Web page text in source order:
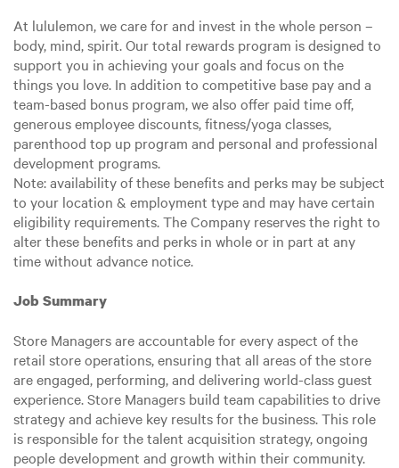
At lululemon, we care for and invest in the whole person –
body, mind, spirit. Our total rewards program is designed to
support you in achieving your goals and focus on the
things you love. In addition to competitive base pay and a
team-based bonus program, we also offer paid time off,
generous employee discounts, fitness/yoga classes,
parenthood top up program and personal and professional
development programs.
Note: availability of these benefits and perks may be subject
to your location & employment type and may have certain
eligibility requirements. The Company reserves the right to
alter these benefits and perks in whole or in part at any
time without advance notice.
Job Summary
Store Managers are accountable for every aspect of the
retail store operations, ensuring that all areas of the store
are engaged, performing, and delivering world-class guest
experience. Store Managers build team capabilities to drive
strategy and achieve key results for the business. This role
is responsible for the talent acquisition strategy, ongoing
people development and growth within their community.